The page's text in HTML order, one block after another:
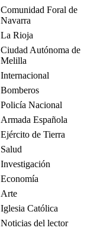
Comunidad Foral de
Navarra
La Rioja
Ciudad Autónoma de
Melilla
Internacional
Bomberos
Policía Nacional
Armada Española
Ejército de Tierra
Salud
Investigación
Economía
Arte
Iglesia Católica
Noticias del lector